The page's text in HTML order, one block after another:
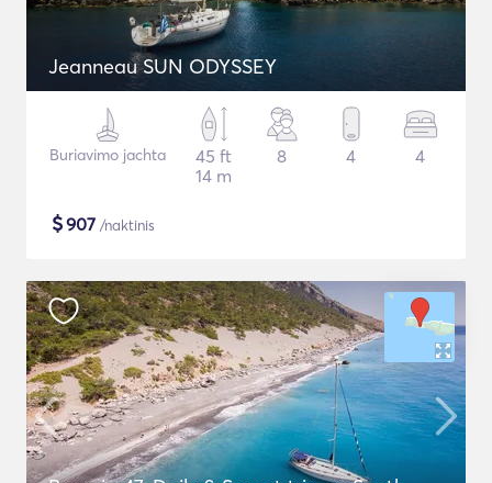
Jeanneau SUN ODYSSEY
Buriavimo jachta
45 ft
14 m
8 4 4
$907 /naktinis